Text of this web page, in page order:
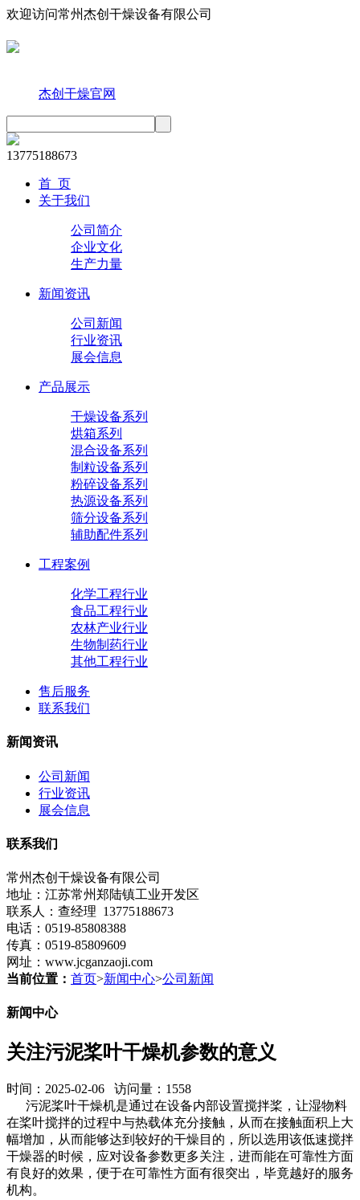
欢迎访问常州杰创干燥设备有限公司
杰创干燥官网
13775188673
首 页
关于我们
公司简介
企业文化
生产力量
新闻资讯
公司新闻
行业资讯
展会信息
产品展示
干燥设备系列
烘箱系列
混合设备系列
制粒设备系列
粉碎设备系列
热源设备系列
筛分设备系列
辅助配件系列
工程案例
化学工程行业
食品工程行业
农林产业行业
生物制药行业
其他工程行业
售后服务
联系我们
新闻资讯
公司新闻
行业资讯
展会信息
联系我们
常州杰创干燥设备有限公司
地址：江苏常州郑陆镇工业开发区
联系人：查经理 13775188673
电话：0519-85808388
传真：0519-85809609
网址：www.jcganzaoji.com
当前位置： 首页>新闻中心>公司新闻
新闻中心
关注污泥桨叶干燥机参数的意义
时间：2025-02-06 访问量：1558
污泥桨叶干燥机是通过在设备内部设置搅拌桨，让湿物料
在桨叶搅拌的过程中与热载体充分接触，从而在接触面积上大
幅增加，从而能够达到较好的干燥目的，所以选用该低速搅拌
干燥器的时候，应对设备参数更多关注，进而能在可靠性方面
有良好的效果，便于在可靠性方面有很突出，毕竟越好的服务
机构。